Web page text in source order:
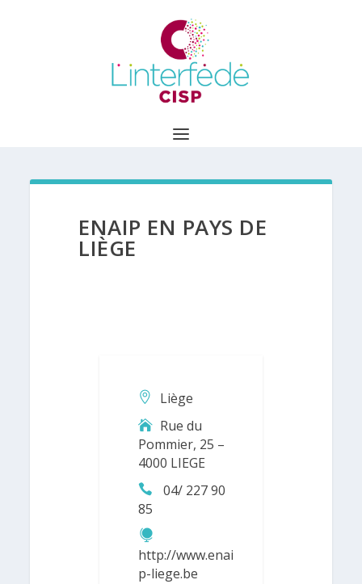
ENAIP EN PAYS DE
LIÈGE
Liège
Rue du
Pommier, 25 –
4000 LIEGE
04/ 227 90
85
http://www.enai
p-liege.be